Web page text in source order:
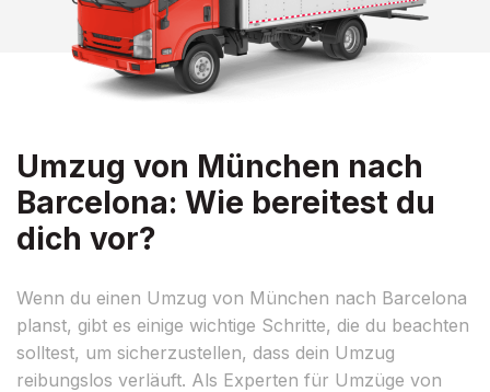
Umzug von München nach
Barcelona: Wie bereitest du
dich vor?
Wenn du einen Umzug von München nach Barcelona
planst, gibt es einige wichtige Schritte, die du beachten
solltest, um sicherzustellen, dass dein Umzug
reibungslos verläuft. Als Experten für Umzüge von